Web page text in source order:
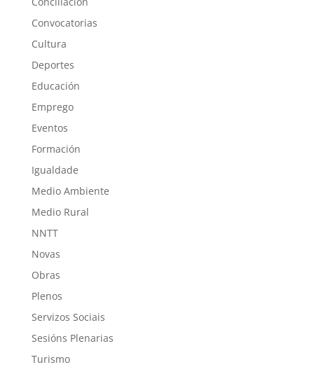
Convocatorias
Cultura
Deportes
Educación
Emprego
Eventos
Formación
Igualdade
Medio Ambiente
Medio Rural
NNTT
Novas
Obras
Plenos
Servizos Sociais
Sesións Plenarias
Turismo